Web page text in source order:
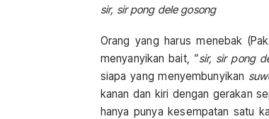
sir, sir pong dele gosong
Orang yang harus menebak
menyanyikan bait, “sir, sir pong
siapa yang menyembunyikan
kanan dan kiri dengan gerakan
hanya punya kesempatan satu